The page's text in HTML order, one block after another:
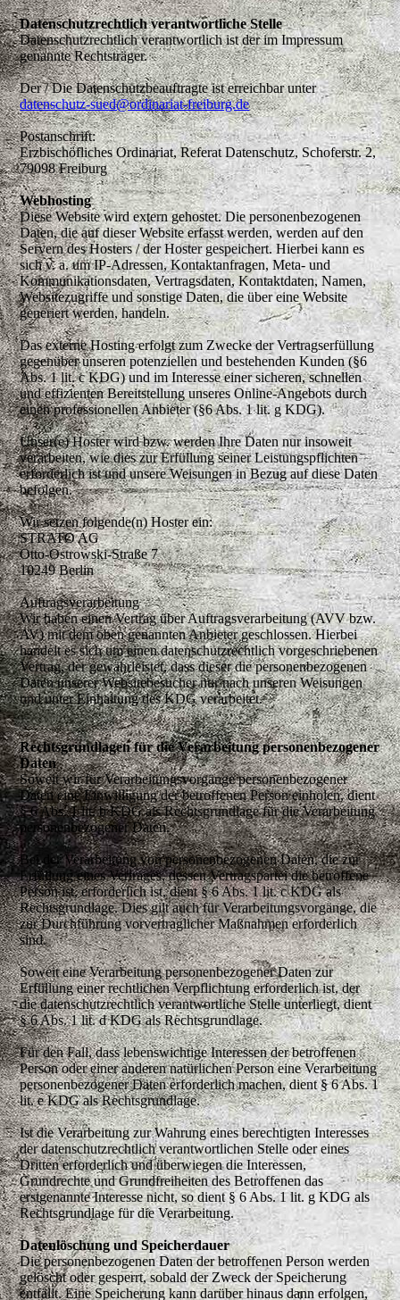
Datenschutzrechtlich verantwortliche Stelle
Datenschutzrechtlich verantwortlich ist der im Impressum
genannte Rechtsträger.
Der / Die Datenschutzbeauftragte ist erreichbar unter
datenschutz-sued@ordinariat-freiburg.de
Postanschrift:
Erzbischöfliches Ordinariat, Referat Datenschutz, Schoferstr. 2,
79098 Freiburg
Webhosting
Diese Website wird extern gehostet. Die personenbezogenen
Daten, die auf dieser Website erfasst werden, werden auf den
Servern des Hosters / der Hoster gespeichert. Hierbei kann es
sich v. a. um IP-Adressen, Kontaktanfragen, Meta- und
Kommunikationsdaten, Vertragsdaten, Kontaktdaten, Namen,
Websitezugriffe und sonstige Daten, die über eine Website
generiert werden, handeln.
Das externe Hosting erfolgt zum Zwecke der Vertragserfüllung
gegenüber unseren potenziellen und bestehenden Kunden (§6
Abs. 1 lit. c KDG) und im Interesse einer sicheren, schnellen
und effizienten Bereitstellung unseres Online-Angebots durch
einen professionellen Anbieter (§6 Abs. 1 lit. g KDG).
Unser(e) Hoster wird bzw. werden Ihre Daten nur insoweit
verarbeiten, wie dies zur Erfüllung seiner Leistungspflichten
erforderlich ist und unsere Weisungen in Bezug auf diese Daten
befolgen.
Wir setzen folgende(n) Hoster ein:
STRATO AG
Otto-Ostrowski-Straße 7
10249 Berlin
Auftragsverarbeitung
Wir haben einen Vertrag über Auftragsverarbeitung (AVV bzw.
AV) mit dem oben genannten Anbieter geschlossen. Hierbei
handelt es sich um einen datenschutzrechtlich vorgeschriebenen
Vertrag, der gewährleistet, dass dieser die personenbezogenen
Daten unserer Websitebesucher nur nach unseren Weisungen
und unter Einhaltung des KDG verarbeitet.
Rechtsgrundlagen für die Verarbeitung personenbezogener
Daten
Soweit wir für Verarbeitungsvorgänge personenbezogener
Daten eine Einwilligung der betroffenen Person einholen, dient
§ 6 Abs. 1 lit. b KDG als Rechtsgrundlage für die Verarbeitung
personenbezogener Daten.
Bei der Verarbeitung von personenbezogenen Daten, die zur
Erfüllung eines Vertrages, dessen Vertragspartei die betroffene
Person ist, erforderlich ist, dient § 6 Abs. 1 lit. c KDG als
Rechtsgrundlage. Dies gilt auch für Verarbeitungsvorgänge, die
zur Durchführung vorvertraglicher Maßnahmen erforderlich
sind.
Soweit eine Verarbeitung personenbezogener Daten zur
Erfüllung einer rechtlichen Verpflichtung erforderlich ist, der
die datenschutzrechtlich verantwortliche Stelle unterliegt, dient
§ 6 Abs. 1 lit. d KDG als Rechtsgrundlage.
Für den Fall, dass lebenswichtige Interessen der betroffenen
Person oder einer anderen natürlichen Person eine Verarbeitung
personenbezogener Daten erforderlich machen, dient § 6 Abs. 1
lit. e KDG als Rechtsgrundlage.
Ist die Verarbeitung zur Wahrung eines berechtigten Interesses
der datenschutzrechtlich verantwortlichen Stelle oder eines
Dritten erforderlich und überwiegen die Interessen,
Grundrechte und Grundfreiheiten des Betroffenen das
erstgenannte Interesse nicht, so dient § 6 Abs. 1 lit. g KDG als
Rechtsgrundlage für die Verarbeitung.
Datenlöschung und Speicherdauer
Die personenbezogenen Daten der betroffenen Person werden
gelöscht oder gesperrt, sobald der Zweck der Speicherung
entfällt. Eine Speicherung kann darüber hinaus dann erfolgen,